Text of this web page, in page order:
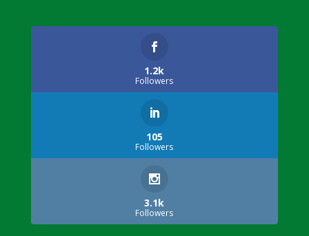
1.2k
Followers
105
Followers
3.1k
Followers